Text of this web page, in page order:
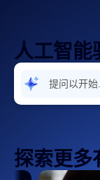
人工智能
探索更多